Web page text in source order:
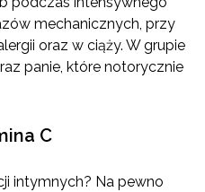
mechanicznych, przy
oraz w ciąży. W grupie
panie, które notorycznie
C
intymnych? Na pewno